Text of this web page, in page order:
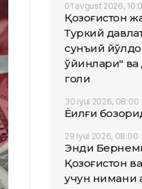
01 avgust 2026,
Қозоғистон
Туркий
сунъий
ўйинлари" ва
голи
30 iyul 2026, 08:00
Ёқилғи
29 iyul 2026, 08:00
Энди
Қозоғистон
учун нимани